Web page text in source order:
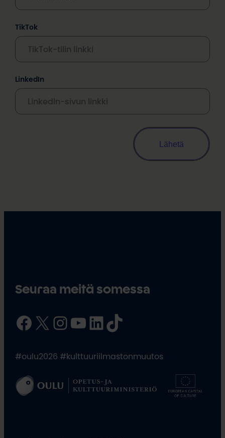
TikTok
LinkedIn
Lähetä
Seuraa meitä somessa
Facebook X InstagramYouTube LinkedIn TikTok
#oulu2026 #kulttuuriilmastonmuutos